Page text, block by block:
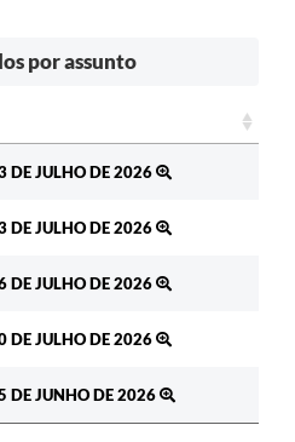
por assunto
DE JULHO DE 2026
DE JULHO DE 2026
DE JULHO DE 2026
DE JULHO DE 2026
DE JUNHO DE 2026